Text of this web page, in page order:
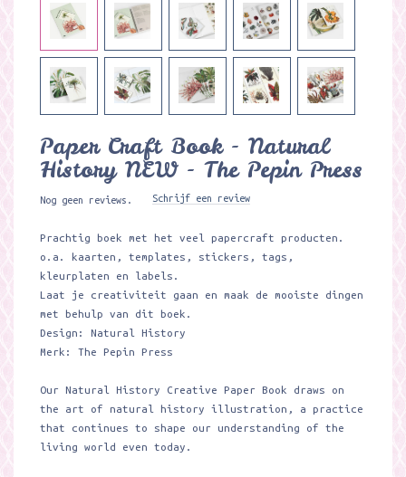
Paper Craft Book - Natural
History NEW - The Pepin Press
Nog geen reviews. Schrijf een review
Prachtig boek met het veel papercraft producten.
o.a. kaarten, templates, stickers, tags,
kleurplaten en labels.
Laat je creativiteit gaan en maak de mooiste dingen
met behulp van dit boek.
Design: Natural History
Merk: The Pepin Press
Our Natural History Creative Paper Book draws on
the art of natural history illustration, a practice
that continues to shape our understanding of the
living world even today.